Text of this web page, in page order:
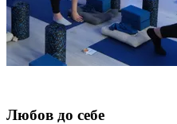
Любов до себе